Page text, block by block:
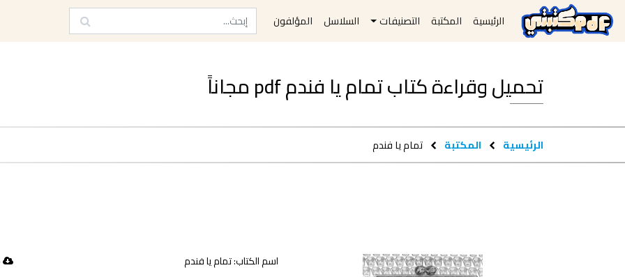
الرئيسية المكتبة التصنيفات السلاسل المؤلفون
تحميل وقراءة كتاب تمام يا فندم pdf مجاناً
الرئيسية المكتبة تمام يا فندم
اسم الكتاب: تمام يا فندم